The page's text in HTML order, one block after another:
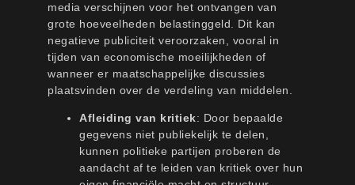
media verschijnen voor het ontvangen van
grote hoeveelheden belastinggeld. Dit kan
negatieve publiciteit veroorzaken, vooral in
tijden van economische moeilijkheden of
wanneer er maatschappelijke discussies
plaatsvinden over de verdeling van middelen.
Afleiding van kritiek: Door bepaalde
gegevens niet publiekelijk te delen,
kunnen politieke partijen proberen de
aandacht af te leiden van kritiek over hun